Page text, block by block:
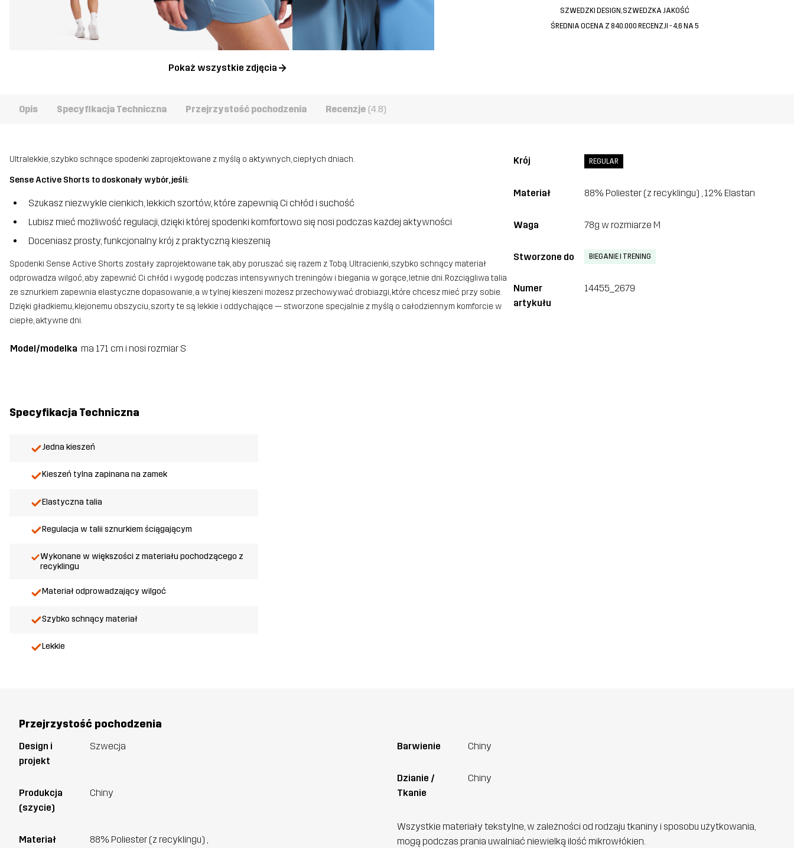
Pokaż wszystkie zdjęcia
SZWEDZKI DESIGN, SZWEDZKA JAKOŚĆ
ŚREDNIA OCENA Z 840.000 RECENZJI - 4,6 NA 5
Opis Specyfikacja Techniczna Przejrzystość pochodzenia Recenzje (4.8)
Ultralekkie, szybko schnące spodenki zaprojektowane z myślą o aktywnych, ciepłych dniach.
Sense Active Shorts to doskonały wybór, jeśli:
Szukasz niezwykle cienkich, lekkich szortów, które zapewnią Ci chłód i suchość
Lubisz mieć możliwość regulacji, dzięki której spodenki komfortowo się nosi podczas każdej aktywności
Doceniasz prosty, funkcjonalny krój z praktyczną kieszenią
Spodenki Sense Active Shorts zostały zaprojektowane tak, aby poruszać się razem z Tobą. Ultracienki, szybko schnący materiał
odprowadza wilgoć, aby zapewnić Ci chłód i wygodę podczas intensywnych treningów i biegania w gorące, letnie dni. Rozciągliwa talia
ze sznurkiem zapewnia elastyczne dopasowanie, a w tylnej kieszeni możesz przechowywać drobiazgi, które chcesz mieć przy sobie.
Dzięki gładkiemu, klejonemu obszyciu, szorty te są lekkie i oddychające — stworzone specjalnie z myślą o całodziennym komforcie w
ciepłe, aktywne dni.
Model/modelka ma 171 cm i nosi rozmiar S
Krój REGULAR
Materiał 88% Poliester (z recyklingu) , 12% Elastan
Waga 78g w rozmiarze M
Stworzone do BIEGANIE I TRENING
Numer
artykułu
14455_2679
Specyfikacja Techniczna
Jedna kieszeń
Kieszeń tylna zapinana na zamek
Elastyczna talia
Regulacja w talii sznurkiem ściągającym
Wykonane w większości z materiału pochodzącego z
recyklingu
Materiał odprowadzający wilgoć
Szybko schnący materiał
Lekkie
Przejrzystość pochodzenia
Design i
projekt
Szwecja
Produkcja
(szycie)
Chiny
Materiał
88% Poliester (z recyklingu) ,
Barwienie Chiny
Dzianie /
Tkanie
Chiny
Wszystkie materiały tekstylne, w zależności od rodzaju tkaniny i sposobu użytkowania,
mogą podczas prania uwalniać niewielką ilość mikrowłókien.